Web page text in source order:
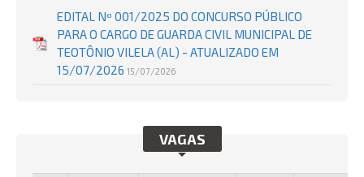
EDITAL Nº 001/2025 DO CONCURSO PÚBLICO
PARA O CARGO DE GUARDA CIVIL MUNICIPAL DE
TEOTÔNIO VILELA (AL) - ATUALIZADO EM
15/07/2026 15/07/2026
VAGAS